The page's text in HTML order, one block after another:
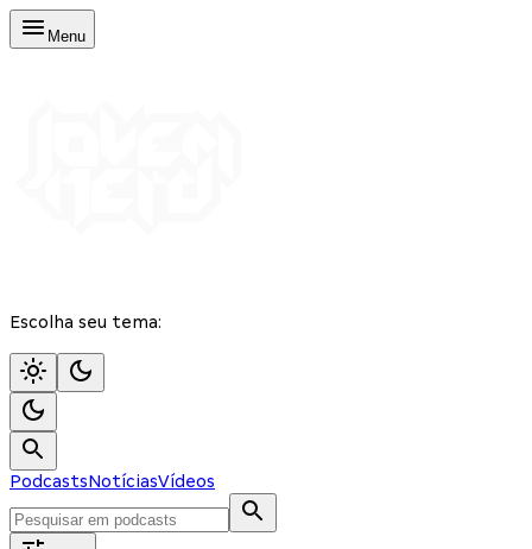
Menu
Escolha seu tema:
PodcastsNotíciasVídeos